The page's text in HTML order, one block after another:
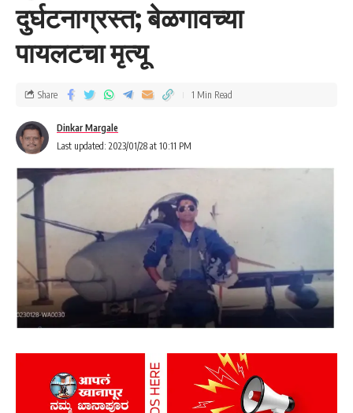
दुर्घटनाग्रस्त; बेळगावच्या
पायलटचा मृत्यू
Last updated: 2023/01/28 at 10:11 PM
Dinkar Margale
Share 1 Min Read